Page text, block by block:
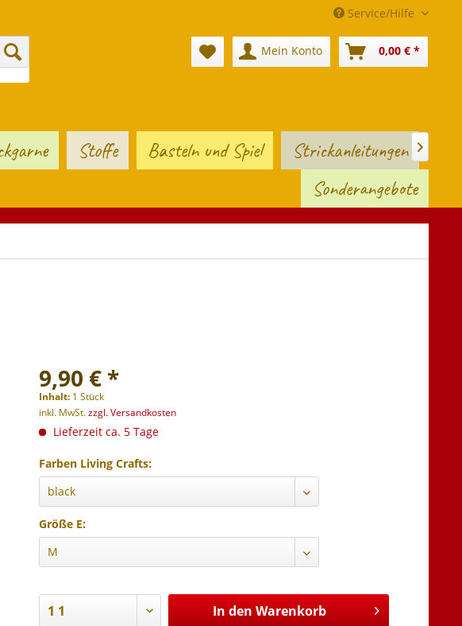
Service/Hilfe
Mein Konto 0,00 € *
Stoffe Basteln und Spiel
Strickanleitungen
Sonderangebote

9,90 € *
Inhalt: 1 Stück
inkl. MwSt.zzgl. Versandkosten
Lieferzeit ca. 5 Tage
Farben Living Crafts:
Größe E:
In den Warenkorb